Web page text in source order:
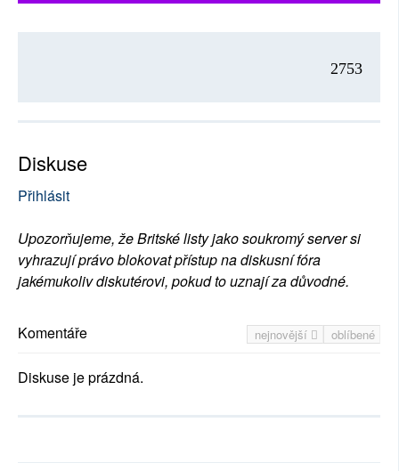
2753
Diskuse
Přihlásit
Upozorňujeme, že Britské listy jako soukromý server si
vyhrazují právo blokovat přístup na diskusní fóra
jakémukoliv diskutérovi, pokud to uznají za důvodné.
nejnovější oblíbené
Komentáře
Diskuse je prázdná.